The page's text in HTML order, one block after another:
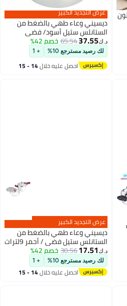
طهي بالضغط من
أسود/ فضي
خصم 42%
+ 1
عليه خلال 14 - 15
طهي بالضغط من
/ أحمر 9لترات
خصم 42%
+ 1
عليه خلال 14 - 15